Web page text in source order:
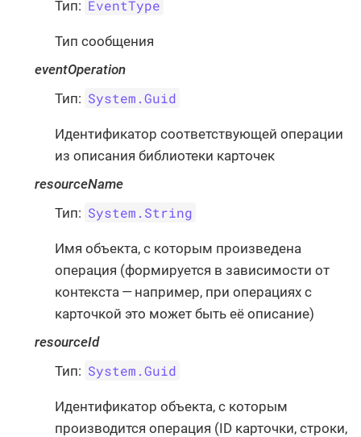
Тип: EventType
Тип сообщения
eventOperation
Тип: System.Guid
Идентификатор соответствующей операции
из описания библиотеки карточек
resourceName
Тип: System.String
Имя объекта, с которым произведена
операция (формируется в зависимости от
контекста — например, при операциях с
карточкой это может быть её описание)
resourceId
Тип: System.Guid
Идентификатор объекта, с которым
производится операция (ID карточки, строки,